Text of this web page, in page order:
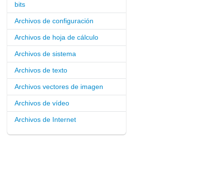
bits
Archivos de configuración
Archivos de hoja de cálculo
Archivos de sistema
Archivos de texto
Archivos vectores de imagen
Archivos de vídeo
Archivos de Internet